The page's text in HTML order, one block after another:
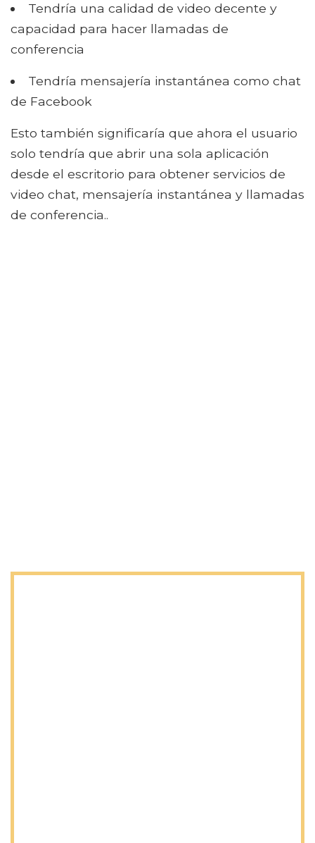
Tendría una calidad de video decente y
capacidad para hacer llamadas de
conferencia
Tendría mensajería instantánea como chat
de Facebook
Esto también significaría que ahora el usuario
solo tendría que abrir una sola aplicación
desde el escritorio para obtener servicios de
video chat, mensajería instantánea y llamadas
de conferencia..